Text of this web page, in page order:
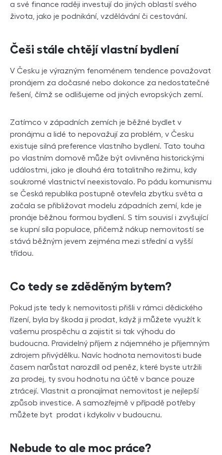
a své finance raději investují do jiných oblastí svého
života, jako je podnikání, vzdělávání či cestování.
Češi stále chtějí vlastní bydlení
V Česku je výrazným fenoménem tendence považovat
pronájem za dočasné nebo dokonce za nedostatečné
řešení, čímž se odlišujeme od jiných evropských zemí.
Zatímco v západních zemích je běžné bydlet v
pronájmu a lidé to nepovažují za problém, v Česku
existuje silná preference vlastního bydlení. Tato touha
po vlastním domově může být ovlivněna historickými
událostmi, jako je dlouhá éra totalitního režimu, kdy
soukromé vlastnictví neexistovalo. Po pádu komunismu
se Česká republika postupně otevřela zbytku světa a
začala se přibližovat modelu západních zemí, kde je
pronáje běžnou formou bydlení. S tím souvisí i zvyšující
se kupní síla populace, přičemž nákup nemovitostí se
stává běžným jevem zejména mezi střední a vyšší
třídou.
Co tedy se zděděným bytem?
Pokud jste tedy k nemovitosti přišli v rámci dědického
řízení, byla by škoda ji prodat, když ji můžete využít k
vašemu prospěchu a zajistit si tak výhodu do
budoucna. Pravidelný příjem z nájemného je příjemným
zdrojem přivýdělku. Navíc hodnota nemovitosti bude
časem narůstat narozdíl od peněz, které byste utržili
za prodej, ty svou hodnotu na účtě v bance pouze
ztrácejí. Vlastnit a pronajímat nemovitost je nejlepší
způsob investice. A samozřejmě v případě potřeby
můžete byt prodat i kdykoliv v budoucnu.
Nebude to ale moc práce?